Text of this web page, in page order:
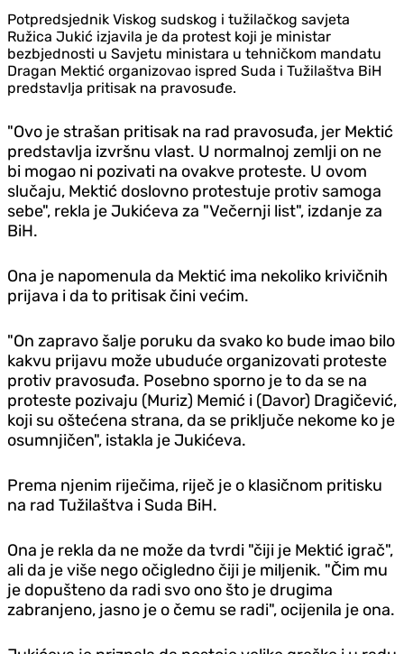
Potpredsjednik Viskog sudskog i tužilačkog savjeta
Ružica Jukić izjavila je da protest koji je ministar
bezbjednosti u Savjetu ministara u tehničkom mandatu
Dragan Mektić organizovao ispred Suda i Tužilaštva BiH
predstavlja pritisak na pravosuđe.
"Ovo je strašan pritisak na rad pravosuđa, jer Mektić
predstavlja izvršnu vlast. U normalnoj zemlji on ne
bi mogao ni pozivati na ovakve proteste. U ovom
slučaju, Mektić doslovno protestuje protiv samoga
sebe", rekla je Jukićeva za "Večernji list", izdanje za
BiH.
Ona je napomenula da Mektić ima nekoliko krivičnih
prijava i da to pritisak čini većim.
"On zapravo šalje poruku da svako ko bude imao bilo
kakvu prijavu može ubuduće organizovati proteste
protiv pravosuđa. Posebno sporno je to da se na
proteste pozivaju (Muriz) Memić i (Davor) Dragičević,
koji su oštećena strana, da se priključe nekome ko je
osumnjičen", istakla je Jukićeva.
Prema njenim riječima, riječ je o klasičnom pritisku
na rad Tužilaštva i Suda BiH.
Ona je rekla da ne može da tvrdi "čiji je Mektić igrač",
ali da je više nego očigledno čiji je miljenik. "Čim mu
je dopušteno da radi svo ono što je drugima
zabranjeno, jasno je o čemu se radi", ocijenila je ona.